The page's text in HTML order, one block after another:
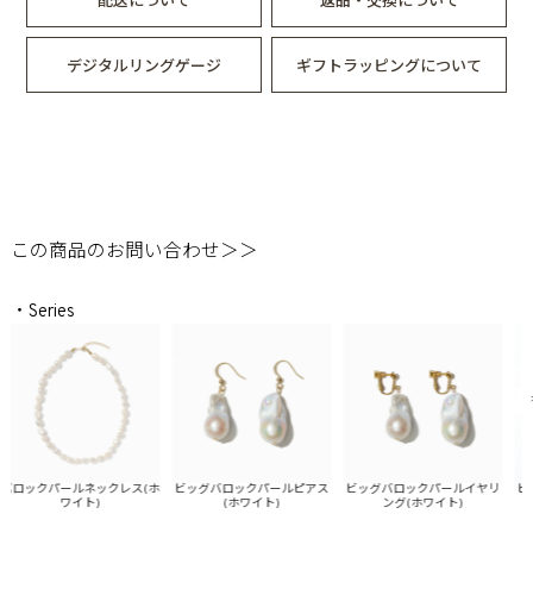
デジタルリングゲージ ギフトラッピングについて
この商品のお問い合わせ＞＞
・Series
ックパールネックレス(ホ
ワイト)
ビッグバロックパールピアス
(ホワイト)
ビッグバロックパールイヤリ
ング(ホワイト)
ビ